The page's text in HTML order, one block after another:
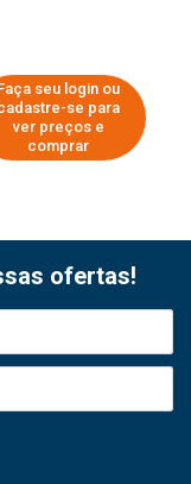
seu login ou
se para
ver preços e
comprar
ofertas!